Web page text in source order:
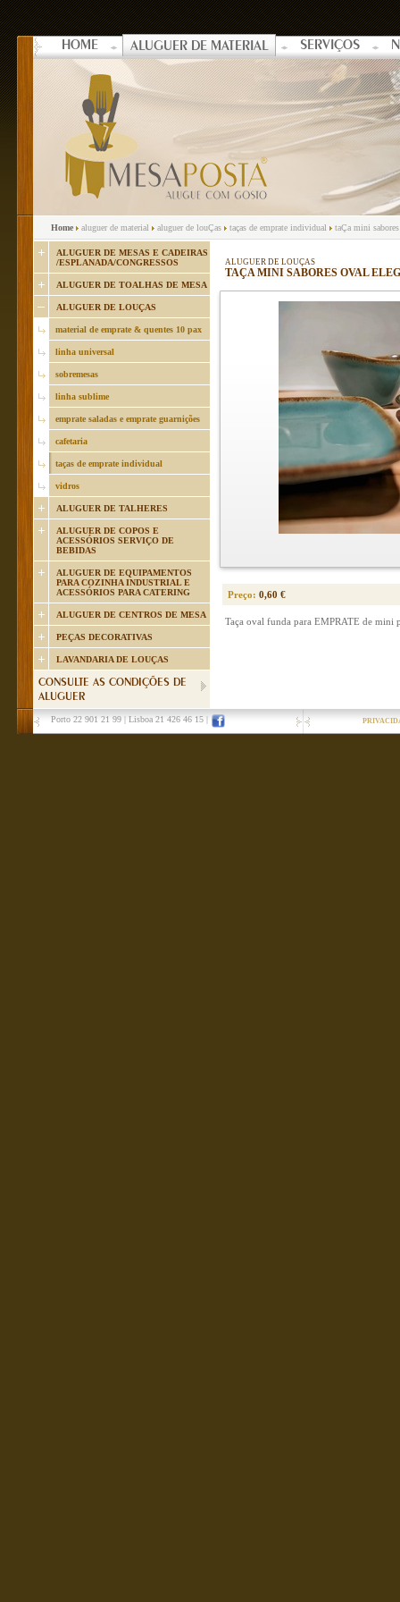
HOME ALUGUER DE MATERIAL SERVIÇOS
Home aluguer de material aluguer de louÇas taças de emprate individual taÇa mini
ALUGUER DE MESAS E CADEIRAS
/ESPLANADA/CONGRESSOS
ALUGUER DE TOALHAS DE MESA
ALUGUER DE LOUÇAS
material de emprate & quentes 10 pax
linha universal
sobremesas
linha sublime
emprate saladas e emprate guarnições
cafetaria
taças de emprate individual
vidros
ALUGUER DE TALHERES
ALUGUER DE COPOS E
ACESSÓRIOS SERVIÇO DE
BEBIDAS
ALUGUER DE EQUIPAMENTOS
PARA COZINHA INDUSTRIAL E
ACESSÓRIOS PARA CATERING
ALUGUER DE CENTROS DE MESA
PEÇAS DECORATIVAS
LAVANDARIA DE LOUÇAS
CONSULTE AS CONDIÇÕES DE
ALUGUER
ALUGUER DE LOUÇAS
TAÇA MINI SABORES OVAL
Preço: 0,60 €
Taça oval funda para EMPRATE de mini
Porto 22 901 21 99 Lisboa 21 426 46 15